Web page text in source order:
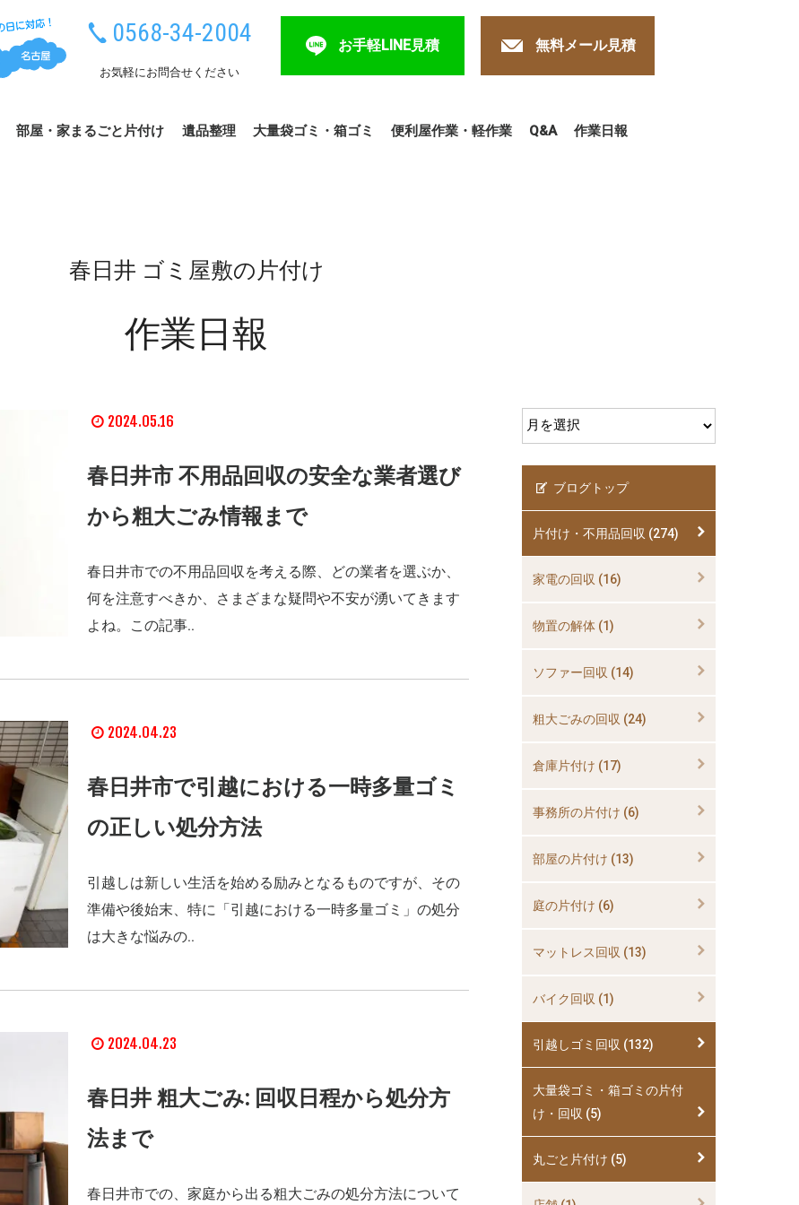
0568-34-2004
お気軽にお問合せください
お手軽LINE見積 無料メール見積
部屋・家まるごと片付け 遺品整理 大量袋ゴミ・箱ゴミ 便利屋作業・軽作業 Q&A 作業日報
春日井 ゴミ屋敷の片付け
作業日報
2024.05.16
春日井市 不用品回収の安全な業者選び
から粗大ごみ情報まで
春日井市での不用品回収を考える際、どの業者を選ぶか、
何を注意すべきか、さまざまな疑問や不安が湧いてきます
よね。この記事..
2024.04.23
春日井市で引越における一時多量ゴミ
の正しい処分方法
引越しは新しい生活を始める励みとなるものですが、その
準備や後始末、特に「引越における一時多量ゴミ」の処分
は大きな悩みの..
2024.04.23
春日井 粗大ごみ: 回収日程から処分方
法まで
春日井市での、家庭から出る粗大ごみの処分方法について
ブログトップ
片付け・不用品回収 (274)
家電の回収 (16)
物置の解体 (1)
ソファー回収 (14)
粗大ごみの回収 (24)
倉庫片付け (17)
事務所の片付け (6)
部屋の片付け (13)
庭の片付け (6)
マットレス回収 (13)
バイク回収 (1)
引越しゴミ回収 (132)
大量袋ゴミ・箱ゴミの片付
け・回収 (5)
丸ごと片付け (5)